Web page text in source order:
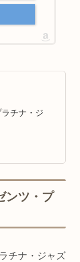
チナ・ジ
ンツ・プ
チナ・ジャズ